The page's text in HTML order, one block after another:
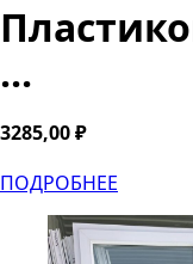
...
3285,00₽
ПОДРОБНЕЕ